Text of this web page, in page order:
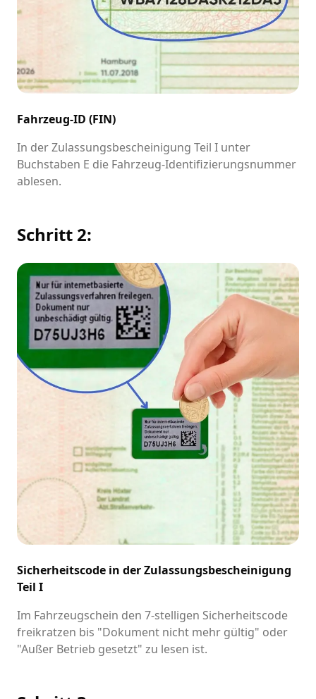
Fahrzeug-ID (FIN)
In der Zulassungsbescheinigung Teil I unter
Buchstaben E die Fahrzeug-Identifizierungsnummer
ablesen.
Schritt 2:
Sicherheitscode in der Zulassungsbescheinigung
Teil I
Im Fahrzeugschein den 7-stelligen Sicherheitscode
freikratzen bis "Dokument nicht mehr gültig" oder
"Außer Betrieb gesetzt" zu lesen ist.